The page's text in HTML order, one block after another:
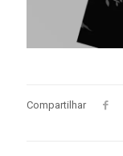
Compartilhar